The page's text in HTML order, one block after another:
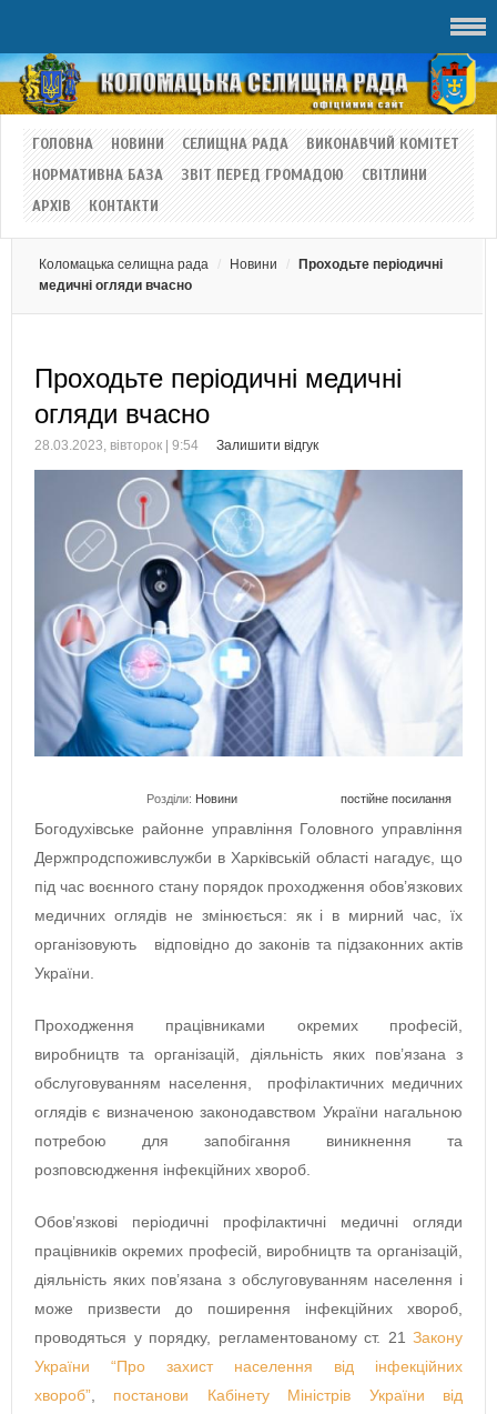
ГОЛОВНА НОВИНИ СЕЛИЩНА РАДА
ВИКОНАВЧИЙ КОМІТЕТ
НОРМАТИВНА БАЗА
ЗВІТ ПЕРЕД ГРОМАДОЮ
СВІТЛИНИ
АРХІВ
КОНТАКТИ
Коломацька селищна рада Новини
Проходьте періодичні
медичні огляди вчасно
Проходьте періодичні медичні
огляди вчасно
28.03.2023, вівторок | 9:54 Залишити відгук
Розділи: Новини постійне посилання
Богодухівське районне управління Головного управління
Держпродспоживслужби в Харківській області нагадує, що
під час воєнного стану порядок проходження обов’язкових
медичних оглядів не змінюється: як і в мирний час, їх
організовують відповідно до законів та підзаконних актів
України.
Проходження працівниками окремих професій,
виробництв та організацій, діяльність яких пов’язана з
обслуговуванням населення, профілактичних медичних
оглядів є визначеною законодавством України нагальною
потребою для запобігання виникнення та
розповсюдження інфекційних хвороб.
Обов’язкові періодичні профілактичні медичні огляди
працівників окремих професій, виробництв та організацій,
діяльність яких пов’язана з обслуговуванням населення і
може призвести до поширення інфекційних хвороб,
проводяться у порядку, регламентованому ст. 21 Закону
України “Про захист населення від інфекційних
хвороб”, постанови Кабінету Міністрів України від